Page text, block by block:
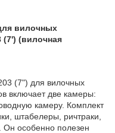
вилочных
(7') (вилочная
(7") для вилочных
включает две камеры:
камеру. Комплект
штабелеры, ричтраки,
Он особенно полезен